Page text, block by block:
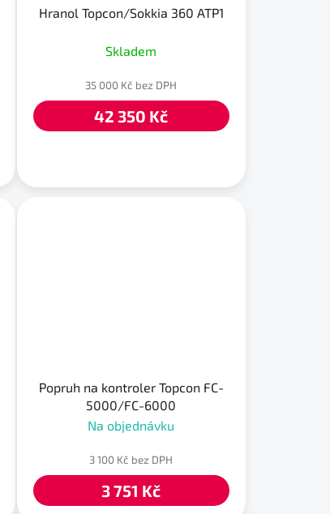
t
Hranol Topcon/Sokkia 360 ATP1
Skladem
35 000 Kč bez DPH
42 350 Kč
Popruh na kontroler Topcon FC-
5000/FC-6000
Na objednávku
3 100 Kč bez DPH
3 751 Kč